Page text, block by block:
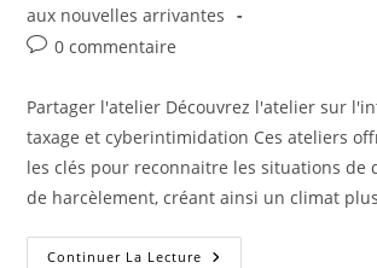
aux nouvelles arrivantes
0 commentaire
Partager l'atelier Découvrez l'atelier sur
taxage et cyberintimidation Ces ateliers
les clés pour reconnaitre les situations de
de harcèlement, créant ainsi un climat
Continuer La Lecture